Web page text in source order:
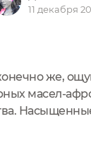
11 декабря
же,
масел-